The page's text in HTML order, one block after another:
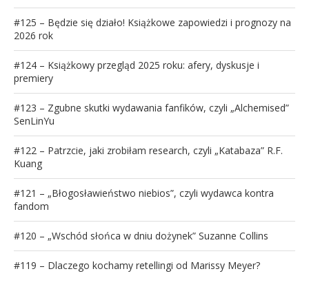
#125 – Będzie się działo! Książkowe zapowiedzi i prognozy na
2026 rok
#124 – Książkowy przegląd 2025 roku: afery, dyskusje i
premiery
#123 – Zgubne skutki wydawania fanfików, czyli „Alchemised”
SenLinYu
#122 – Patrzcie, jaki zrobiłam research, czyli „Katabaza” R.F.
Kuang
#121 – „Błogosławieństwo niebios”, czyli wydawca kontra
fandom
#120 – „Wschód słońca w dniu dożynek” Suzanne Collins
#119 – Dlaczego kochamy retellingi od Marissy Meyer?